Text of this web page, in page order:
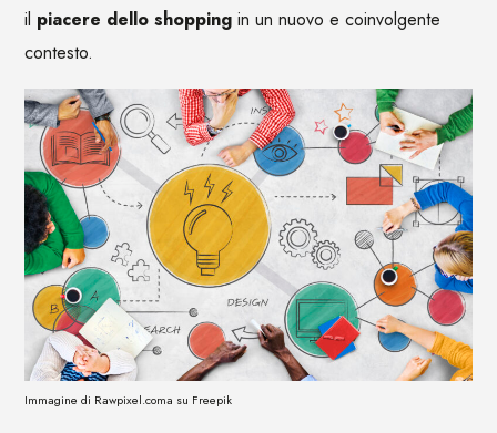
il piacere dello shopping in un nuovo e coinvolgente
contesto.
Immagine di Rawpixel.coma su Freepik